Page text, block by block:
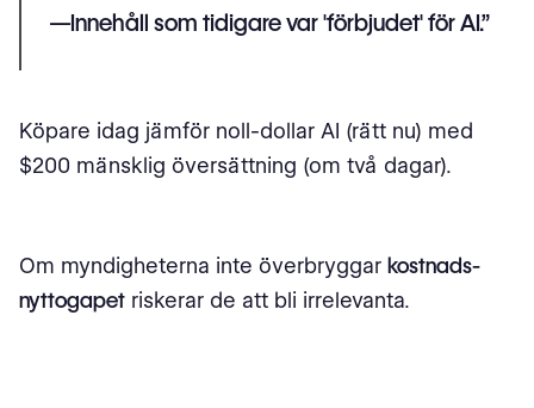
—Innehåll som tidigare var 'förbjudet' för AI.”
Köpare idag jämför noll-dollar AI (rätt nu) med
$200 mänsklig översättning (om två dagar).
Om myndigheterna inte överbryggar kostnads-
nyttogapet riskerar de att bli irrelevanta.